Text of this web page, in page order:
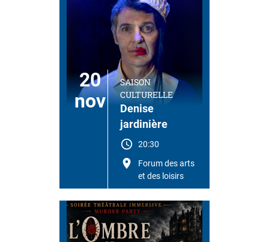
20
nov
SAISON
CULTURELLE
Denise
jardinière
20:30
Forum des arts
et des loisirs